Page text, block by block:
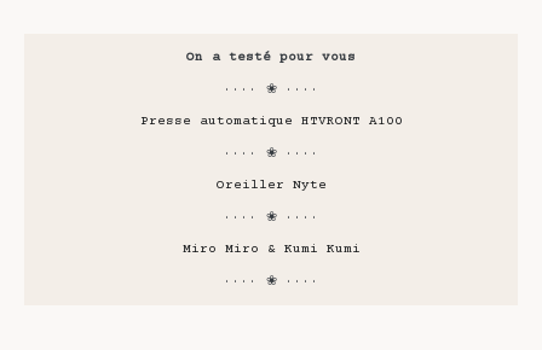
On a testé pour vous
···· ❀ ····
Presse automatique HTVRONT A100
···· ❀ ····
Oreiller Nyte
···· ❀ ····
Miro Miro & Kumi Kumi
···· ❀ ····